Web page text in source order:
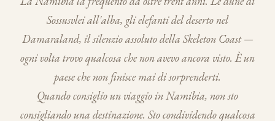
Sossusvlei all'alba, gli elefanti del deserto nel
Damaraland, il silenzio assoluto della Skeleton Coast —
ogni volta trovo qualcosa che non avevo ancora visto. È un
paese che non finisce mai di sorprenderti.
Quando consiglio un viaggio in Namibia, non sto
consigliando una destinazione. Sto condividendo qualcosa